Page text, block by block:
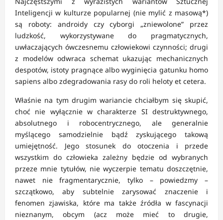
Inteligencji w kulturze popularnej (nie mylić z masową*)
są roboty: androidy czy cyborgi „zniewolone” przez
ludzkość, wykorzystywane do pragmatycznych,
uwłaczających ówczesnemu człowiekowi czynności; drugi
z modelów odwraca schemat ukazując mechanicznych
despotów, istoty pragnące albo wyginięcia gatunku homo
sapiens albo zdegradowania rasy do roli heloty et cetera.
Właśnie na tym drugim wariancie chciałbym się skupić,
choć nie wyłącznie w charakterze SI destruktywnego,
absolutnego i robocentrycznego, ale generalnie
myślącego samodzielnie bądź zyskującego takową
umiejętność. Jego stosunek do otoczenia i przede
wszystkim do człowieka zależny będzie od wybranych
przeze mnie tytułów, nie wyczerpie tematu doszczętnie,
nawet nie fragmentarycznie, tylko – powiedzmy –
szczątkowo, aby subtelnie zarysować znaczenie i
fenomen zjawiska, które ma także źródła w fascynacji
nieznanym, obcym (acz może mieć to drugie,